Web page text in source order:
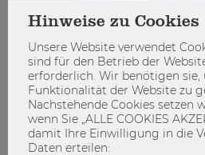
Hinweise zu Cookies
Unsere Website verwendet
sind für den Betrieb der
erforderlich. Wir benötigen
Funktionalität der Website zu
Nachstehende Cookies setzen
wenn Sie „ALLE COOKIES
damit Ihre Einwilligung in die
Daten erteilen: